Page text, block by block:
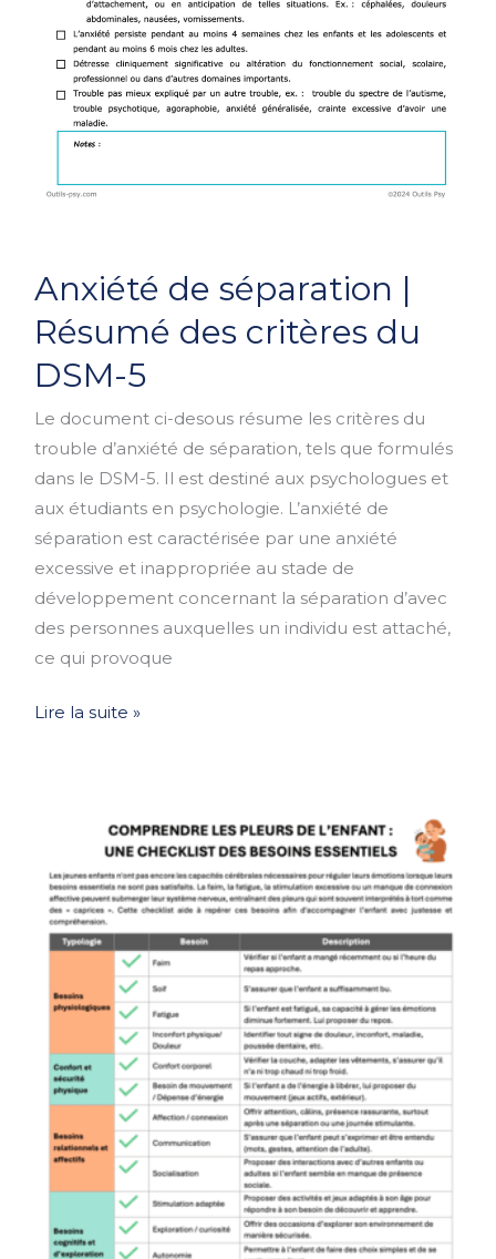
Anxiété de séparation |
Résumé des critères du
DSM-5
Le document ci-desous résume les critères du
trouble d’anxiété de séparation, tels que formulés
dans le DSM-5. Il est destiné aux psychologues et
aux étudiants en psychologie. L’anxiété de
séparation est caractérisée par une anxiété
excessive et inappropriée au stade de
développement concernant la séparation d’avec
des personnes auxquelles un individu est attaché,
ce qui provoque
de
séparation
|
Résumé
Lire la suite »